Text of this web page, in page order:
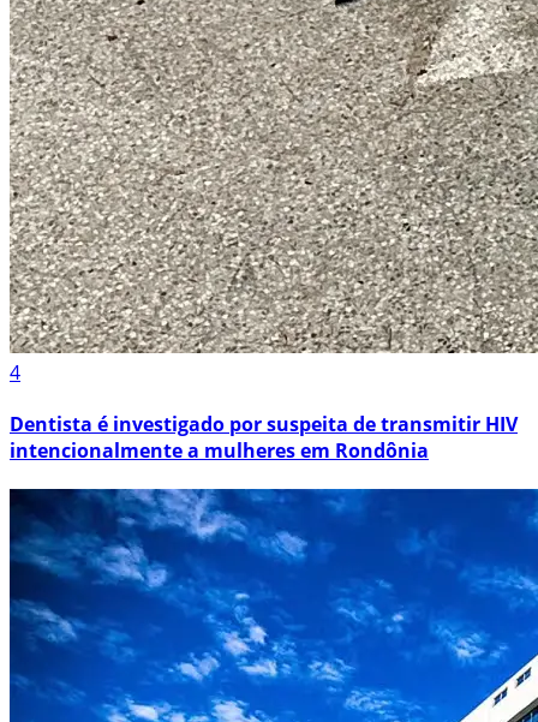
4
Dentista é investigado por suspeita de transmitir HIV
intencionalmente a mulheres em Rondônia